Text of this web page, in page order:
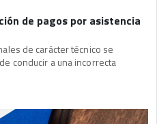
de pagos por asistencia
de carácter técnico se
conducir a una incorrecta